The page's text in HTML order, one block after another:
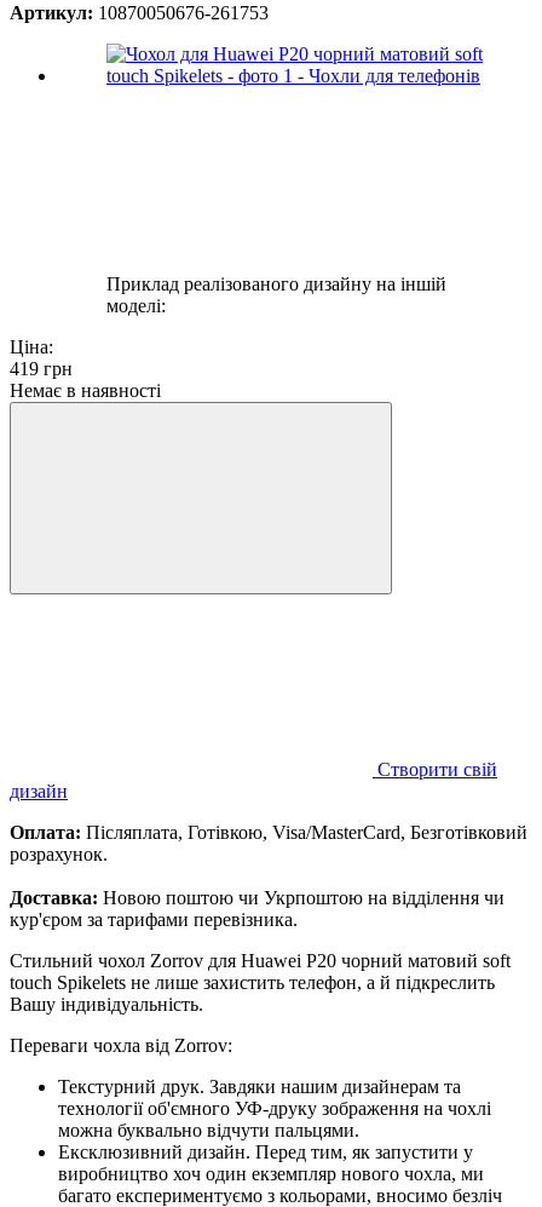
Артикул: 10870050676-261753
Приклад реалізованого дизайну на іншій
моделі:
Ціна:
419 грн
Немає в наявності
Створити свій
дизайн
Оплата: Післяплата, Готівкою, Visa/MasterCard, Безготівковий
розрахунок.
Доставка: Новою поштою чи Укрпоштою на відділення чи
кур'єром за тарифами перевізника.
Стильний чохол Zorrov для Huawei P20 чорний матовий soft
touch Spikelets не лише захистить телефон, а й підкреслить
Вашу індивідуальність.
Переваги чохла від Zorrov:
Текстурний друк. Завдяки нашим дизайнерам та
технології об'ємного УФ-друку зображення на чохлі
можна буквально відчути пальцями.
Ексклюзивний дизайн. Перед тим, як запустити у
виробництво хоч один екземпляр нового чохла, ми
багато експериментуємо з кольорами, вносимо безліч